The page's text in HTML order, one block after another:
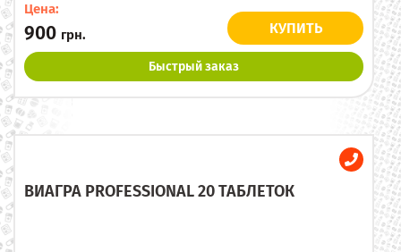
Цена:
900 грн. КУПИТЬ
Быстрый заказ
ВИАГРА PROFESSIONAL 20 ТАБЛЕТОК